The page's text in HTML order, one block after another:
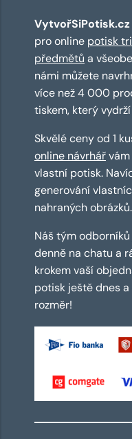
VytvořSiPotisk.cz
pro online potisk
předmětů a
námi můžete
více než 4 000
tiskem, který
Skvělé ceny od 1
online návrhář
vlastní potisk.
generování
nahraných obrázků.
Náš tým
denně na chatu a
krokem vaší
potisk ještě dnes
rozměr!